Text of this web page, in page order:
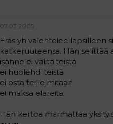
07.03.2005
Eräs yh valehtelee lapsilleen
katkeruuteensa. Hän selittää
isänne ei välitä teistä
ei huolehdi teistä
ei osta teille mitään
ei maksa elareita.
Hän kertoa marmattaa